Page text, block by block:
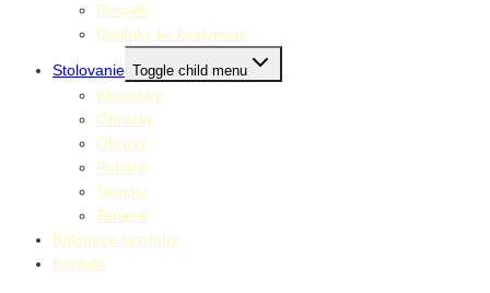
Dospelí
Doplnky ku kostýmom
Stolovanie Toggle child menu
Klobúčiky
Obrúsky
Obrusy
Poháre
Slamky
Taniere
Balónové výzdoby
Kontakt